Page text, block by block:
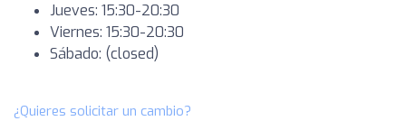
Jueves: 15:30-20:30
Viernes: 15:30-20:30
Sábado: (closed)
¿Quieres solicitar un cambio?